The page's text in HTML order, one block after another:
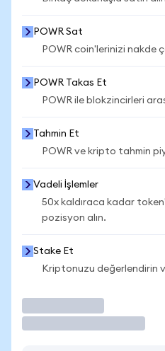
POWR Sat
POWR coin'lerinizi nakde
POWR Takas Et
POWR ile blokzincirleri
Tahmin Et
POWR ve kripto tahmin
Vadeli İşlemler
50x kaldıraca kadar
pozisyon alın.
Stake Et
Kriptonuzu değerlendirin